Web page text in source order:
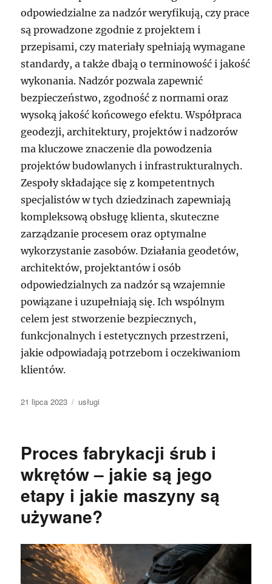
odpowiedzialne za nadzór weryfikują, czy prace
są prowadzone zgodnie z projektem i
przepisami, czy materiały spełniają wymagane
standardy, a także dbają o terminowość i jakość
wykonania. Nadzór pozwala zapewnić
bezpieczeństwo, zgodność z normami oraz
wysoką jakość końcowego efektu. Współpraca
geodezji, architektury, projektów i nadzorów
ma kluczowe znaczenie dla powodzenia
projektów budowlanych i infrastrukturalnych.
Zespoły składające się z kompetentnych
specjalistów w tych dziedzinach zapewniają
kompleksową obsługę klienta, skuteczne
zarządzanie procesem oraz optymalne
wykorzystanie zasobów. Działania geodetów,
architektów, projektantów i osób
odpowiedzialnych za nadzór są wzajemnie
powiązane i uzupełniają się. Ich wspólnym
celem jest stworzenie bezpiecznych,
funkcjonalnych i estetycznych przestrzeni,
jakie odpowiadają potrzebom i oczekiwaniom
klientów.
Data
21 lipca 2023 Kategorie
usługi
Proces fabrykacji śrub i
wkrętów – jakie są jego
etapy i jakie maszyny są
używane?